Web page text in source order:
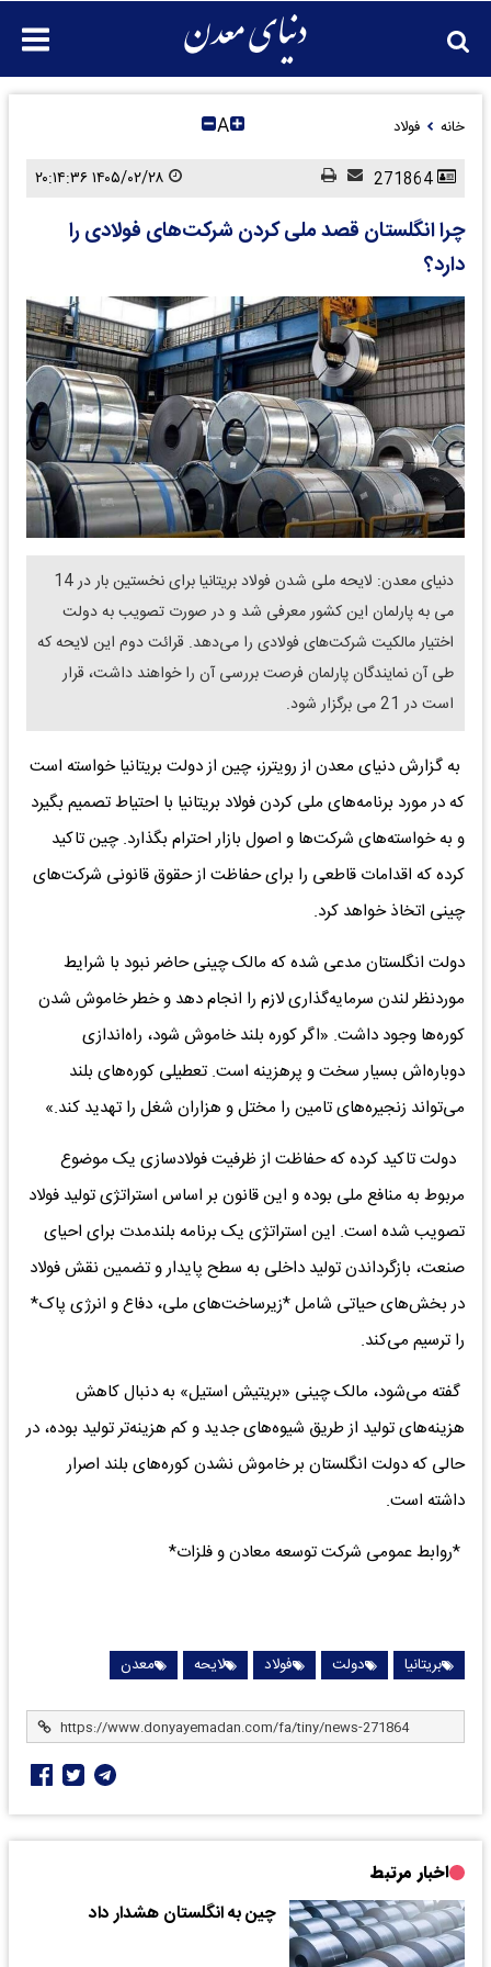
خانه فولاد A
چرا انگلستان قصد ملی کردن شرکت‌های فولادی را
دارد؟
دنیای معدن: لایحه ملی شدن فولاد بریتانیا برای نخستین بار در 14
می به پارلمان این کشور معرفی شد و در صورت تصویب به دولت
اختیار مالکیت شرکت‌های فولادی را می‌دهد. قرائت دوم این لایحه که
طی آن نمایندگان پارلمان فرصت بررسی آن را خواهند داشت، قرار
است در 21 می برگزار شود.
به گزارش دنیای معدن از رویترز، چین از دولت بریتانیا خواسته است
که در مورد برنامه‌های ملی کردن فولاد بریتانیا با احتیاط تصمیم بگیرد
و به خواسته‌های شرکت‌ها و اصول بازار احترام بگذارد. چین تاکید
کرده که اقدامات قاطعی را برای حفاظت از حقوق قانونی شرکت‌های
چینی اتخاذ خواهد کرد.
دولت انگلستان مدعی شده که مالک چینی حاضر نبود با شرایط
موردنظر لندن سرمایه‌گذاری لازم را انجام دهد و خطر خاموش شدن
کوره‌ها وجود داشت. «اگر کوره بلند خاموش شود، راه‌اندازی
دوباره‌اش بسیار سخت و پرهزینه است. تعطیلی‌ کوره‌های بلند
می‌تواند زنجیره‌های تامین را مختل و هزاران شغل را تهدید کند.»
دولت تاکید کرده که حفاظت از ظرفیت فولادسازی یک موضوع
مربوط به منافع ملی بوده و این قانون بر اساس استراتژی تولید فولاد
تصویب شده است. این استراتژی یک برنامه بلندمدت برای احیای
صنعت، بازگرداندن تولید داخلی به سطح پایدار و تضمین نقش فولاد
در بخش‌های حیاتی شامل *زیرساخت‌های ملی، دفاع و انرژی پاک*
را ترسیم می‌کند.
گفته می‌شود، مالک چینی «بریتیش استیل» به دنبال کاهش
هزینه‌های تولید از طریق شیوه‌های جدید و کم هزینه‌تر تولید بوده، در
حالی که دولت انگلستان بر خاموش نشدن کوره‌های بلند اصرار
داشته است.
*روابط عمومی شرکت توسعه معادن و فلزات*
بریتانیا دولت فولاد لایحه معدن
اخبار مرتبط
چین به انگلستان هشدار داد